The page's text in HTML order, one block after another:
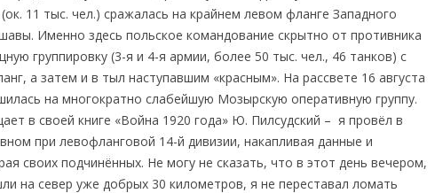
11 тыс. чел.) сражалась на крайнем левом фланге Западного
Именно здесь польское командование скрытно от противника
группировку (3-я и 4-я армии, более 50 тыс. чел., 46 танков) с
а затем и в тыл наступавшим «красным». На рассвете 16 августа
на многократно слабейшую Мозырскую оперативную группу.
в своей книге «Война 1920 года» Ю. Пилсудский – я провёл в
при левофланговой 14-й дивизии, накапливая данные и
своих подчинённых. Не могу не сказать, что в этот день вечером,
на север уже добрых 30 километров, я не переставал ломать